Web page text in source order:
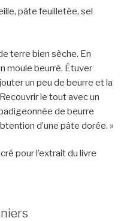
pâte feuilletée, sel
terre bien sèche. En
moule beurré. Étuver
un peu de beurre et la
le tout avec un
de beurre
d’une pâte dorée. »
pour l’extrait du livre